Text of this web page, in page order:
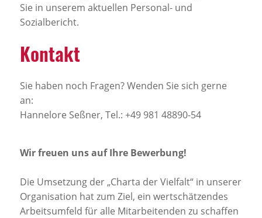
Sie in unserem aktuellen Personal- und
Sozialbericht.
Kontakt
Sie haben noch Fragen? Wenden Sie sich gerne
an:
Hannelore Seßner, Tel.: +49 981 48890-54
Wir freuen uns auf Ihre Bewerbung!
Die Umsetzung der „Charta der Vielfalt“ in unserer
Organisation hat zum Ziel, ein wertschätzendes
Arbeitsumfeld für alle Mitarbeitenden zu schaffen